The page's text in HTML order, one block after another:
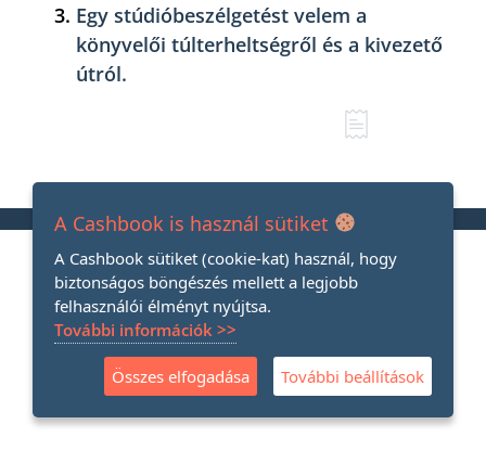
Egy stúdióbeszélgetést velem a
könyvelői túlterheltségről és a kivezető
útról.
A Cashbook is használ sütiket
A Cashbook sütiket (cookie-kat) használ, hogy
biztonságos böngészés mellett a legjobb
felhasználói élményt nyújtsa.
További információk >>
Összes elfogadása További beállítások